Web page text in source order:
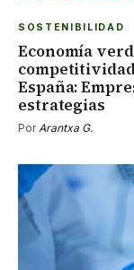
SOSTENIBILIDAD
Economía
España:
estrategias
PorArantxa G.